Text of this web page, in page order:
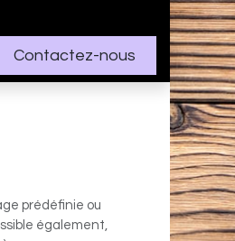
Contactez-nous
prédéfinie ou
également,